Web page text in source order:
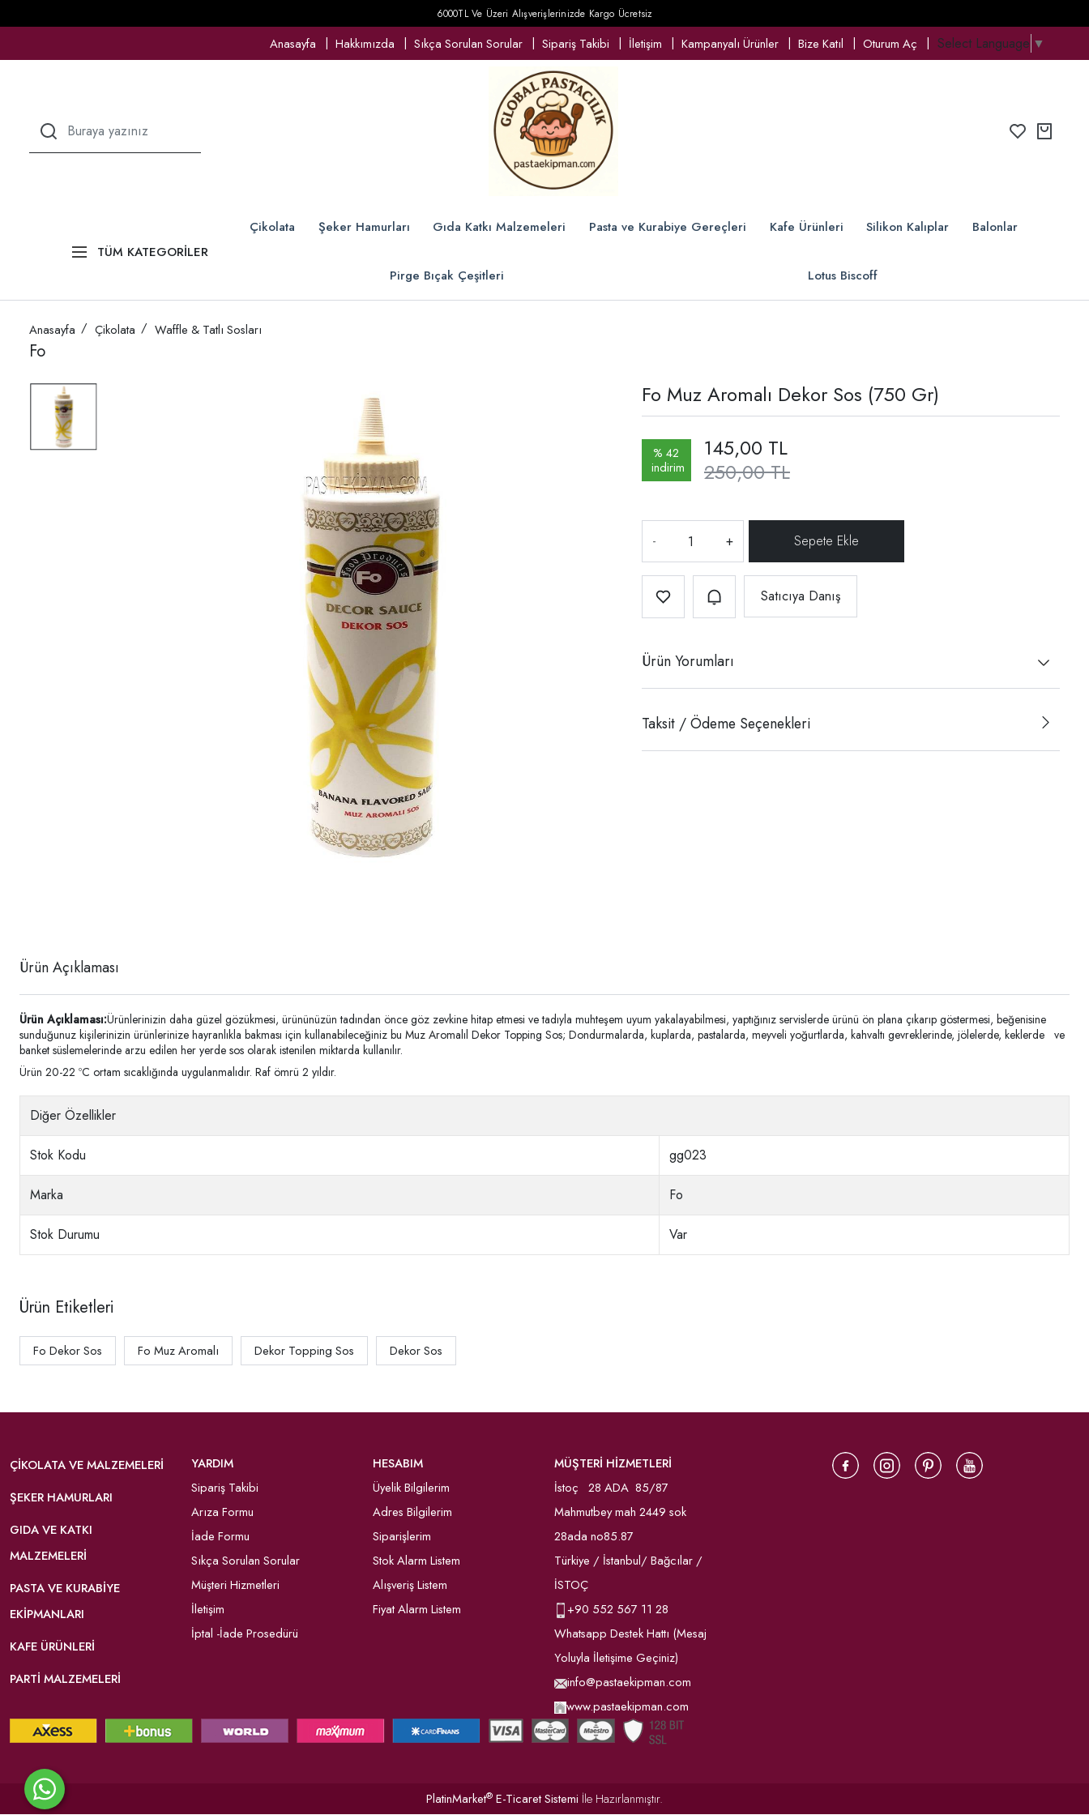
6000TL Ve Üzeri Alışverişlerinizde Kargo Ücretsiz
Anasayfa Hakkımızda Sıkça Sorulan Sorular Sipariş Takibi İletişim Kampanyalı Ürünler Bize Katıl Oturum Aç Select Language ▼
TÜM KATEGORİLER
Çikolata Şeker Hamurları Gıda Katkı Malzemeleri Pasta ve Kurabiye Gereçleri Kafe Ürünleri Silikon Kalıplar Balonlar
Pirge Bıçak Çeşitleri Lotus Biscoff
Anasayfa Çikolata Waffle & Tatlı Sosları
Fo
Fo Muz Aromalı Dekor Sos (750 Gr)
% 42
indirim
250,00 TL
145,00 TL
- +
Satıcıya Danış
Ürün Yorumları
Taksit / Ödeme Seçenekleri
Ürün Açıklaması
Ürün Açıklaması:Ürünlerinizin daha güzel gözükmesi, ürününüzün tadından önce göz zevkine hitap etmesi ve tadıyla muhteşem uyum yakalayabilmesi, yaptığınız servislerde ürünü ön plana çıkarıp göstermesi, beğenisine
sunduğunuz kişilerinizin ürünlerinize hayranlıkla bakması için kullanabileceğiniz bu Muz Aromalıl Dekor Topping Sos; Dondurmalarda, kuplarda, pastalarda, meyveli yoğurtlarda, kahvaltı gevreklerinde, jölelerde, keklerde ve
banket süslemelerinde arzu edilen her yerde sos olarak istenilen miktarda kullanılır.
Ürün 20-22 ºC ortam sıcaklığında uygulanmalıdır. Raf ömrü 2 yıldır.
Diğer Özellikler
Stok Kodu gg023
Marka Fo
Stok Durumu Var
Ürün Etiketleri
Fo Dekor Sos Fo Muz Aromalı Dekor Topping Sos Dekor Sos
ÇIKOLATA VE MALZEMELERI
ŞEKER HAMURLARI
GIDA VE KATKI
MALZEMELERI
PASTA VE KURABIYE
EKIPMANLARI
KAFE ÜRÜNLERI
PARTI MALZEMELERI
YARDIM
Sipariş Takibi
Arıza Formu
İade Formu
Sıkça Sorulan Sorular
Müşteri Hizmetleri
İletişim
İptal -İade Prosedürü
HESABIM
Üyelik Bilgilerim
Adres Bilgilerim
Siparişlerim
Stok Alarm Listem
Alışveriş Listem
Fiyat Alarm Listem
MÜŞTERİ HİZMETLERİ
İstoç 28 ADA 85/87
Mahmutbey mah 2449 sok
28ada no85.87
Türkiye / İstanbul/ Bağcılar /
İSTOÇ
+90 552 567 11 28
Whatsapp Destek Hattı (Mesaj
Yoluyla İletişime Geçiniz)
info@pastaekipman.com
www.pastaekipman.com
PlatinMarket® E-Ticaret Sistemi İle Hazırlanmıştır.